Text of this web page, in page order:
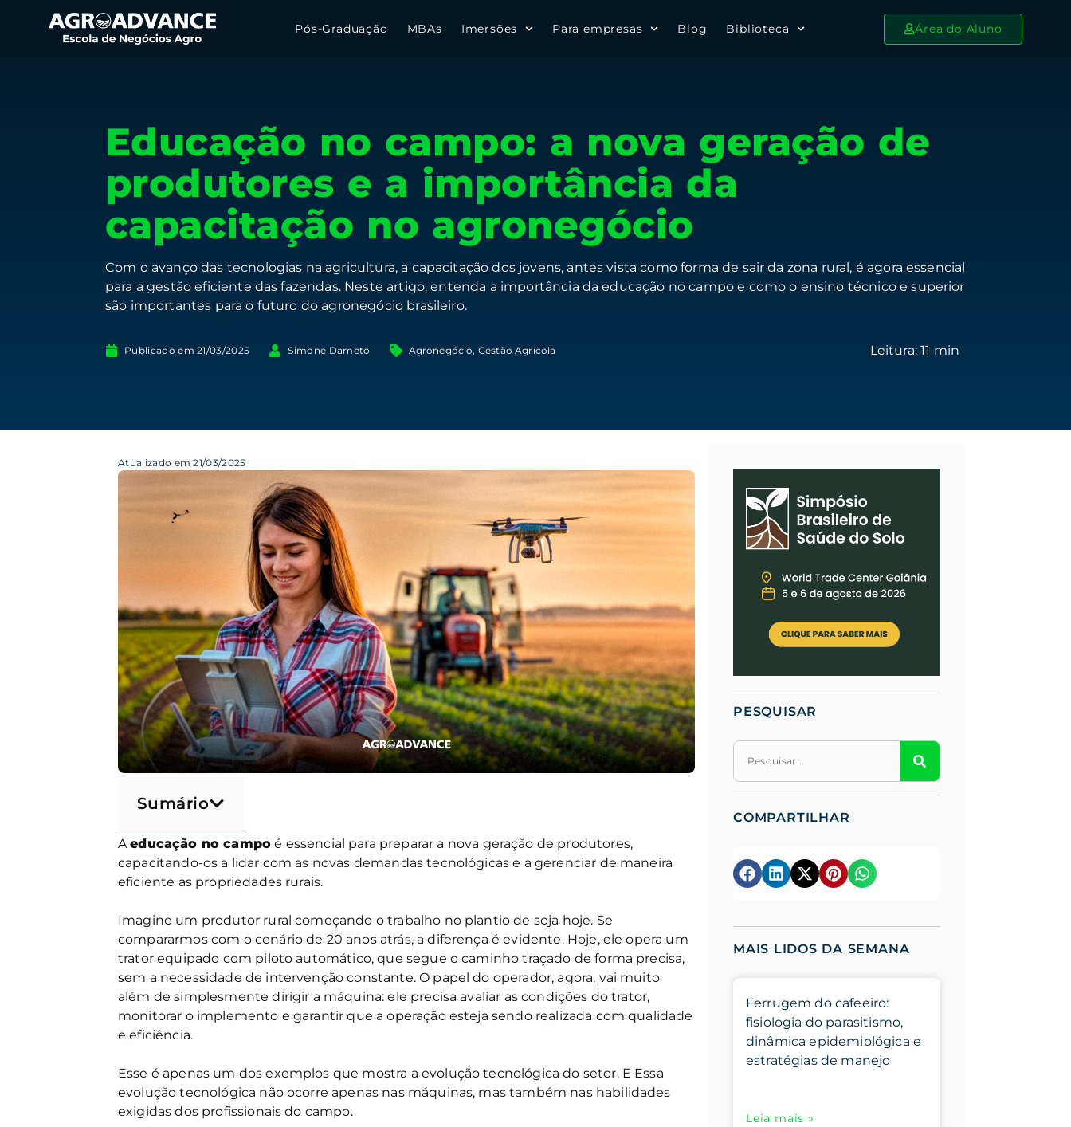
Pós-Graduação MBAs Imersões Para empresas Blog Biblioteca Área do Aluno
Educação no campo: a nova geração de
produtores e a importância da
capacitação no agronegócio
Com o avanço das tecnologias na agricultura, a capacitação dos jovens, antes vista como forma de sair da zona rural, é agora essencial
para a gestão eficiente das fazendas. Neste artigo, entenda a importância da educação no campo e como o ensino técnico e superior
são importantes para o futuro do agronegócio brasileiro.
Publicado em 21/03/2025 Simone Dameto Agronegócio, Gestão Agrícola
Atualizado em 21/03/2025
Sumário
Aeducação no campo é essencial para preparar a nova geração de produtores,
capacitando-os a lidar com as novas demandas tecnológicas e a gerenciar de maneira
eficiente as propriedades rurais.
Imagine um produtor rural começando o trabalho no plantio de soja hoje. Se
compararmos com o cenário de 20 anos atrás, a diferença é evidente. Hoje, ele opera um
trator equipado com piloto automático, que segue o caminho traçado de forma precisa,
sem a necessidade de intervenção constante. O papel do operador, agora, vai muito
além de simplesmente dirigir a máquina: ele precisa avaliar as condições do trator,
monitorar o implemento e garantir que a operação esteja sendo realizada com qualidade
e eficiência.
Esse é apenas um dos exemplos que mostra a evolução tecnológica do setor. E Essa
evolução tecnológica não ocorre apenas nas máquinas, mas também nas habilidades
exigidas dos profissionais do campo.
PESQUISAR
COMPARTILHAR
MAIS LIDOS DA SEMANA
Ferrugem do cafeeiro:
fisiologia do parasitismo,
dinâmica epidemiológica e
estratégias de manejo
Leia mais »